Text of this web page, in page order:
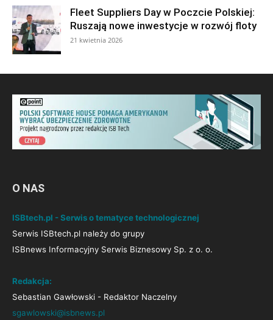
Fleet Suppliers Day w Poczcie Polskiej:
Ruszają nowe inwestycje w rozwój floty
21 kwietnia 2026
O NAS
ISBtech.pl - Serwis o tematyce technologicznej
Serwis ISBtech.pl należy do grupy
ISBnews Informacyjny Serwis Biznesowy Sp. z o. o.
Redakcja:
Sebastian Gawłowski - Redaktor Naczelny
sgawlowski@isbnews.pl